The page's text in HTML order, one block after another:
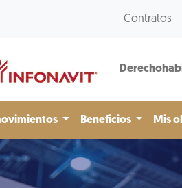
Contratos
Beneficios Mis